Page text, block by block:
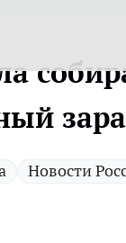
Новости